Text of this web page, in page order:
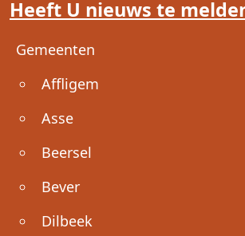
Heeft U nieuws te
Voet
Gemeenten
Affligem
Asse
Beersel
Bever
Dilbeek